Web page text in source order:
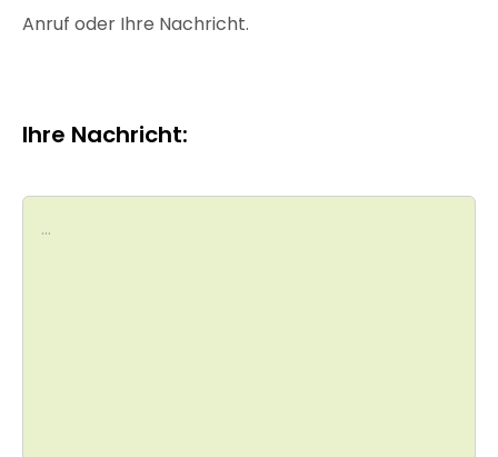
Anruf oder Ihre Nachricht.
Ihre Nachricht: